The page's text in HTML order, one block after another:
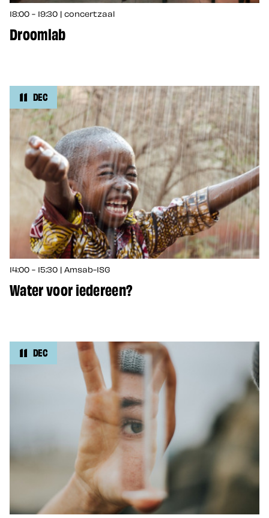
18:00 - 19:30 | concertzaal
Droomlab
11 DEC
14:00 - 15:30 | Amsab-ISG
Water voor iedereen?
11 DEC